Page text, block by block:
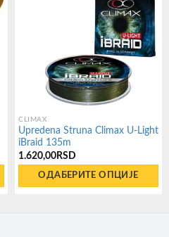
CLIMAX
Upredena Struna Climax U-Light
iBraid 135m
1.620,00 RSD
ОДАБЕРИТЕ ОПЦИЈЕ